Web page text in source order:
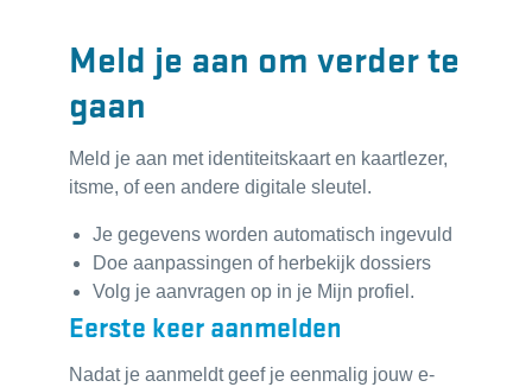
Meld je aan om verder te
gaan
Meld je aan met identiteitskaart en kaartlezer,
itsme, of een andere digitale sleutel.
Je gegevens worden automatisch ingevuld
Doe aanpassingen of herbekijk dossiers
Volg je aanvragen op in je Mijn profiel.
Eerste keer aanmelden
Nadat je aanmeldt geef je eenmalig jouw e-